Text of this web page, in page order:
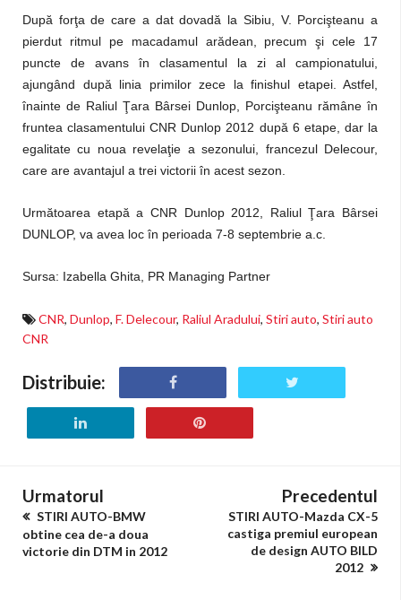
După forţa de care a dat dovadă la Sibiu, V. Porcişteanu a
pierdut ritmul pe macadamul arădean, precum şi cele 17
puncte de avans în clasamentul la zi al campionatului,
ajungând după linia primilor zece la finishul etapei. Astfel,
înainte de Raliul Ţara Bârsei Dunlop, Porcişteanu rămâne în
fruntea clasamentului CNR Dunlop 2012 după 6 etape, dar la
egalitate cu noua revelaţie a sezonului, francezul Delecour,
care are avantajul a trei victorii în acest sezon.
Următoarea etapă a CNR Dunlop 2012, Raliul Ţara Bârsei
DUNLOP, va avea loc în perioada 7-8 septembrie a.c.
Sursa: Izabella Ghita, PR Managing Partner
CNR, Dunlop, F. Delecour, Raliul Aradului, Stiri auto, Stiri auto
CNR
Distribuie:
Urmatorul
STIRI AUTO-BMW
obtine cea de-a doua
victorie din DTM in 2012
Precedentul
STIRI AUTO-Mazda CX-5
castiga premiul european
de design AUTO BILD
2012